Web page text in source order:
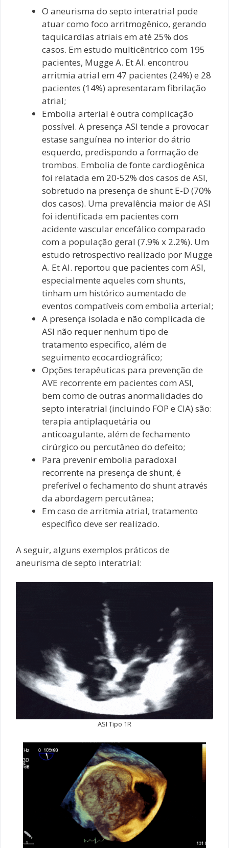
O aneurisma do septo interatrial pode
atuar como foco arritmogênico, gerando
taquicardias atriais em até 25% dos
casos. Em estudo multicêntrico com 195
pacientes, Mugge A. Et Al. encontrou
arritmia atrial em 47 pacientes (24%) e 28
pacientes (14%) apresentaram fibrilação
atrial;
Embolia arterial é outra complicação
possível. A presença ASI tende a provocar
estase sanguínea no interior do átrio
esquerdo, predispondo a formação de
trombos. Embolia de fonte cardiogênica
foi relatada em 20-52% dos casos de ASI,
sobretudo na presença de shunt E-D (70%
dos casos). Uma prevalência maior de ASI
foi identificada em pacientes com
acidente vascular encefálico comparado
com a população geral (7.9% x 2.2%). Um
estudo retrospectivo realizado por Mugge
A. Et Al. reportou que pacientes com ASI,
especialmente aqueles com shunts,
tinham um histórico aumentado de
eventos compatíveis com embolia arterial;
A presença isolada e não complicada de
ASI não requer nenhum tipo de
tratamento especifico, além de
seguimento ecocardiográfico;
Opções terapêuticas para prevenção de
AVE recorrente em pacientes com ASI,
bem como de outras anormalidades do
septo interatrial (incluindo FOP e CIA) são:
terapia antiplaquetária ou
anticoagulante, além de fechamento
cirúrgico ou percutâneo do defeito;
Para prevenir embolia paradoxal
recorrente na presença de shunt, é
preferível o fechamento do shunt através
da abordagem percutânea;
Em caso de arritmia atrial, tratamento
específico deve ser realizado.
A seguir, alguns exemplos práticos de
aneurisma de septo interatrial:
ASI Tipo 1R